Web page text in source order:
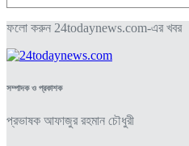
ফলো করুন 24todaynews.com-এর খবর
সম্পাদক ও প্রকাশক
প্রভাষক আফাজুর রহমান চৌধুরী